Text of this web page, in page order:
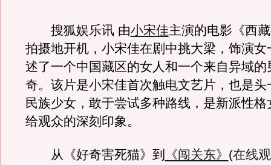
搜狐娱乐讯 由小宋佳主演的电影《西
拍摄地开机，小宋佳在剧中挑大梁，饰演女
述了一个中国藏区的女人和一个来自异域的
奇。该片是小宋佳首次触电文艺片，也是头
民族少女，敢于尝试多种路线，是新派性格
给观众的深刻印象。
从《好奇害死猫》到 《闯关东》 (在线